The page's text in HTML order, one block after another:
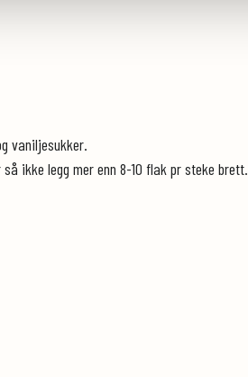
vaniljesukker.
ikke legg mer enn 8-10 flak pr steke brett.